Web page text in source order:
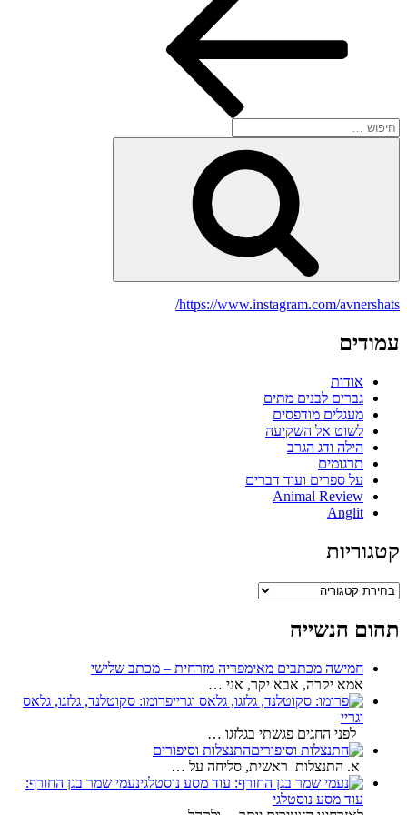
חפש:
https://www.instagram.com/avnershats/
עמודים
אודות
גברים לבנים מתים
מעגלים מודפסים
לשוט אל השקיעה
הילה ודג הגרב
תרגומים
על ספרים ועוד דברים
Animal Review
Anglit
קטגוריות
קטגוריות
תהום הנשייה
חמישה מכתבים מאימפריה מזרחית – מכתב שלישי
אמא יקרה, אבא יקר, אני …
פרומו: סקוטלנד, גלזגו, גלאס
וגריי
לפני החגים פגשתי בגלזגו …
התנצלות וסיפורים
א. התנצלות ראשית, סליחה על …
נעמי שמר בגן החורף:
עוד מסע נוסטלגי